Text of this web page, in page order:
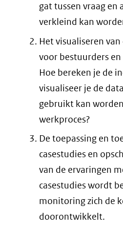
gat tussen vraag en
verkleind kan
Het visualiseren
voor bestuurders
Hoe bereken je de
visualiseer je de
gebruikt kan
werkproces?
De toepassing en
casestudies en
van de ervaringen
casestudies wordt
monitoring zich de
doorontwikkelt.